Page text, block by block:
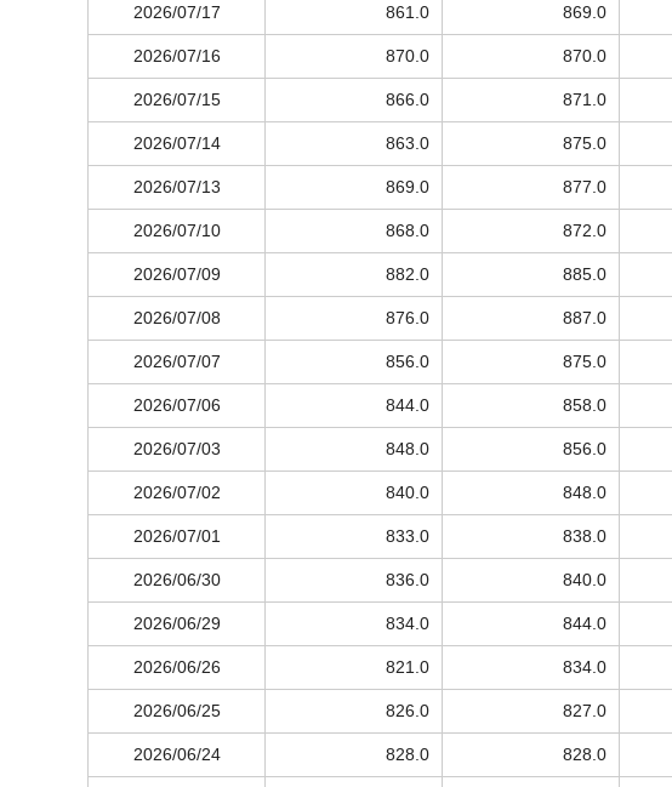
2026/07/17 861.0 869.0
2026/07/16 870.0 870.0
2026/07/15 866.0 871.0
2026/07/14 863.0 875.0
2026/07/13 869.0 877.0
2026/07/10 868.0 872.0
2026/07/09 882.0 885.0
2026/07/08 876.0 887.0
2026/07/07 856.0 875.0
2026/07/06 844.0 858.0
2026/07/03 848.0 856.0
2026/07/02 840.0 848.0
2026/07/01 833.0 838.0
2026/06/30 836.0 840.0
2026/06/29 834.0 844.0
2026/06/26 821.0 834.0
2026/06/25 826.0 827.0
2026/06/24 828.0 828.0